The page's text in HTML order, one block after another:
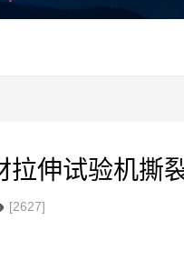
伸试验机撕
[2627]